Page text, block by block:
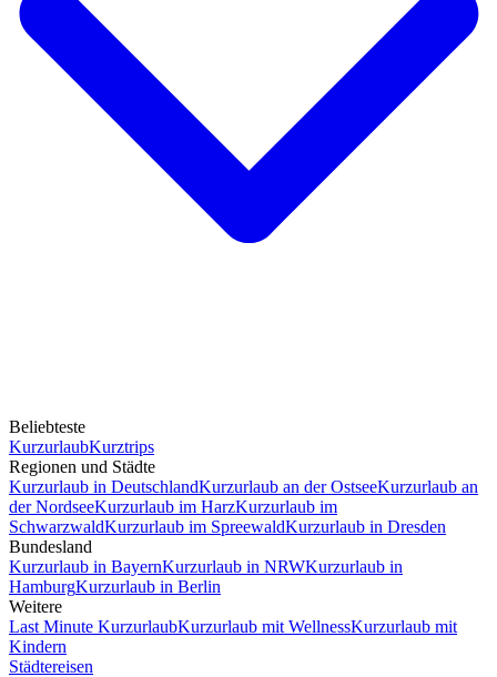
Beliebteste
KurzurlaubKurztrips
Regionen und Städte
Kurzurlaub in DeutschlandKurzurlaub an der OstseeKurzurlaub an
der NordseeKurzurlaub im HarzKurzurlaub im
SchwarzwaldKurzurlaub im SpreewaldKurzurlaub in Dresden
Bundesland
Kurzurlaub in BayernKurzurlaub in NRWKurzurlaub in
HamburgKurzurlaub in Berlin
Weitere
Last Minute KurzurlaubKurzurlaub mit WellnessKurzurlaub mit
Kindern
Städtereisen